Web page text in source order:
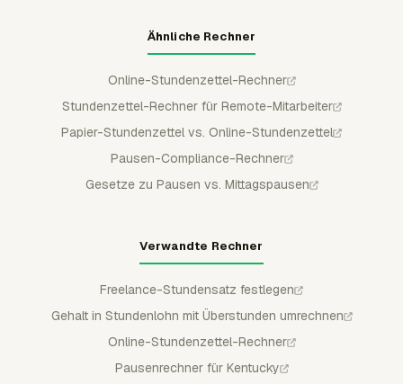
Ähnliche Rechner
Online-Stundenzettel-Rechner
Stundenzettel-Rechner für Remote-Mitarbeiter
Papier-Stundenzettel vs. Online-Stundenzettel
Pausen-Compliance-Rechner
Gesetze zu Pausen vs. Mittagspausen
Verwandte Rechner
Freelance-Stundensatz festlegen
Gehalt in Stundenlohn mit Überstunden umrechnen
Online-Stundenzettel-Rechner
Pausenrechner für Kentucky